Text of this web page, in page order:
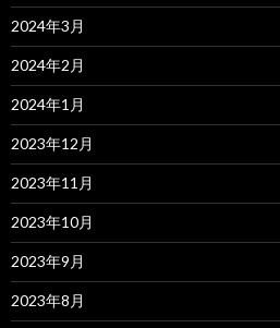
2024年3月
2024年2月
2024年1月
2023年12月
2023年11月
2023年10月
2023年9月
2023年8月